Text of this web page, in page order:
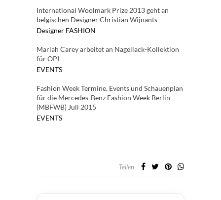
International Woolmark Prize 2013 geht an
belgischen Designer Christian Wijnants
Designer FASHION
Mariah Carey arbeitet an Nagellack-Kollektion
für OPI
EVENTS
Fashion Week Termine, Events und Schauenplan
für die Mercedes-Benz Fashion Week Berlin
(MBFWB) Juli 2015
EVENTS
Teilen